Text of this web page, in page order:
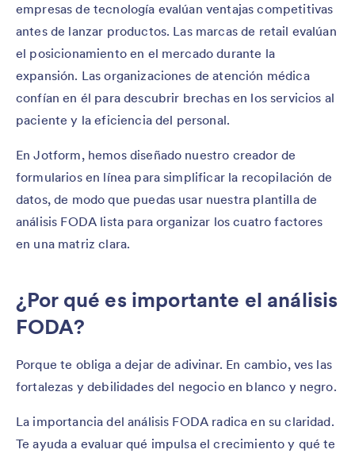
empresas de tecnología evalúan ventajas competitivas
antes de lanzar productos. Las marcas de retail evalúan
el posicionamiento en el mercado durante la
expansión. Las organizaciones de atención médica
confían en él para descubrir brechas en los servicios al
paciente y la eficiencia del personal.
En Jotform, hemos diseñado nuestro creador de
formularios en línea para simplificar la recopilación de
datos, de modo que puedas usar nuestra plantilla de
análisis FODA lista para organizar los cuatro factores
en una matriz clara.
¿Por qué es importante el análisis
FODA?
Porque te obliga a dejar de adivinar. En cambio, ves las
fortalezas y debilidades del negocio en blanco y negro.
La importancia del análisis FODA radica en su claridad.
Te ayuda a evaluar qué impulsa el crecimiento y qué te